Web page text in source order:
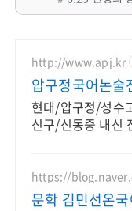
http://www.apj.kr
압구정국어논술
현대/압구정/성수
신구/신동중 내신
https://
문학 김민선온